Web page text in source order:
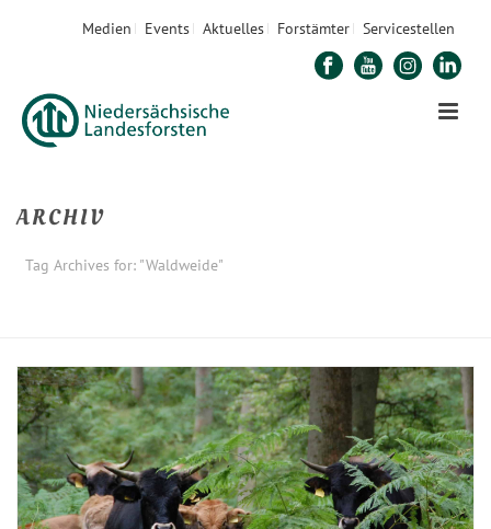
Medien Events Aktuelles Forstämter Servicestellen
ARCHIV
Tag Archives for: "Waldweide"